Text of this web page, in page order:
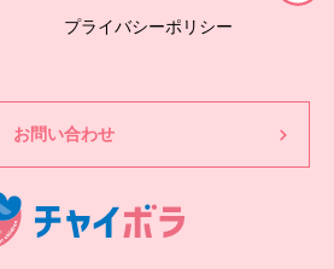
プライバシーポリシー
お問い合わせ